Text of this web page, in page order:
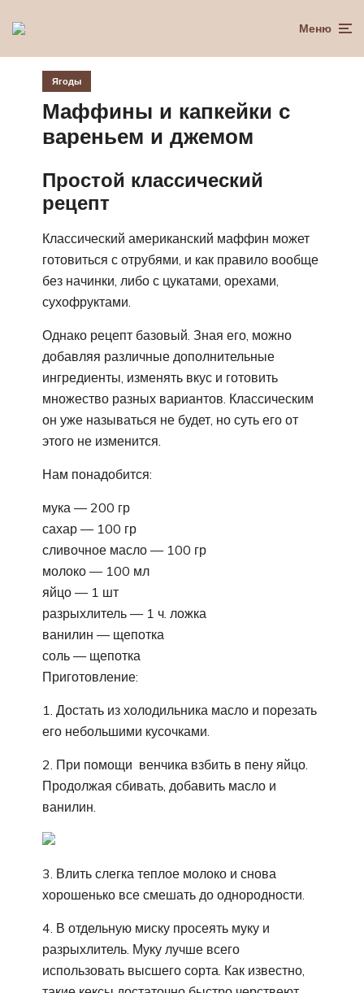
Меню
Ягоды
Маффины и капкейки с
вареньем и джемом
Простой классический
рецепт
Классический американский маффин может
готовиться с отрубями, и как правило вообще
без начинки, либо с цукатами, орехами,
сухофруктами.
Однако рецепт базовый. Зная его, можно
добавляя различные дополнительные
ингредиенты, изменять вкус и готовить
множество разных вариантов. Классическим
он уже называться не будет, но суть его от
этого не изменится.
Нам понадобится:
мука — 200 гр
сахар — 100 гр
сливочное масло — 100 гр
молоко — 100 мл
яйцо — 1 шт
разрыхлитель — 1 ч. ложка
ванилин — щепотка
соль — щепотка
Приготовление:
1. Достать из холодильника масло и порезать
его небольшими кусочками.
2. При помощи венчика взбить в пену яйцо.
Продолжая сбивать, добавить масло и
ванилин.
3. Влить слегка теплое молоко и снова
хорошенько все смешать до однородности.
4. В отдельную миску просеять муку и
разрыхлитель. Муку лучше всего
использовать высшего сорта. Как известно,